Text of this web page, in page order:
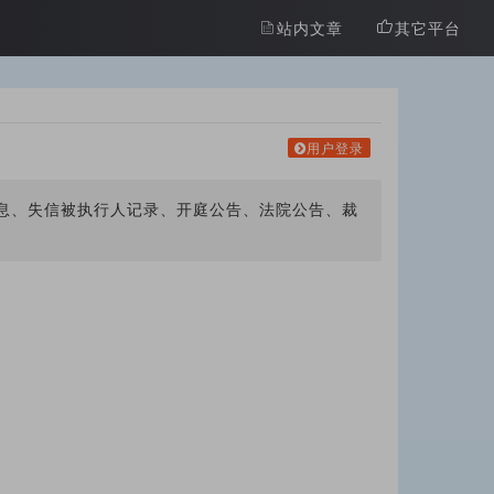
站内文章 其它平台
用户登录
失信被执行人记录、开庭公告、法院公告、裁